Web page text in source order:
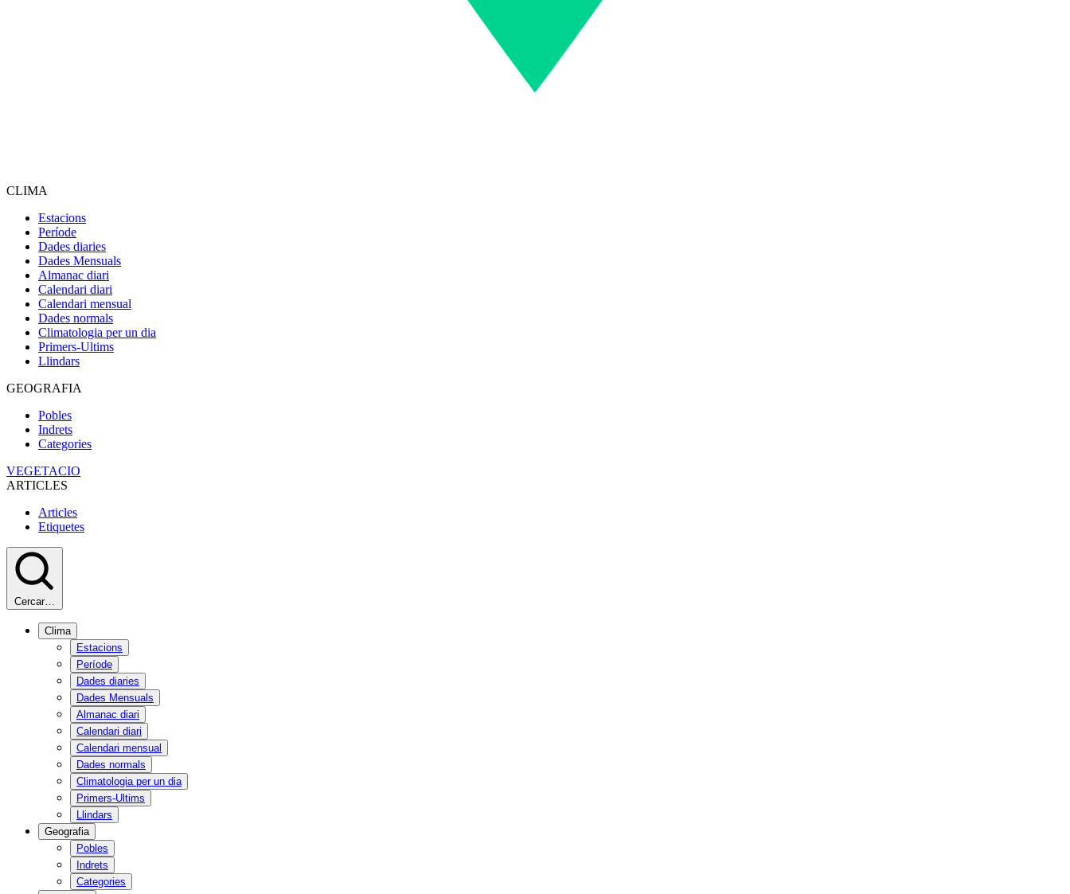
CLIMA
Estacions
Període
Dades diaries
Dades Mensuals
Almanac diari
Calendari diari
Calendari mensual
Dades normals
Climatologia per un dia
Primers-Ultims
Llindars
GEOGRAFIA
Pobles
Indrets
Categories
VEGETACIO
ARTICLES
Articles
Etiquetes
Cercar…
Clima
Estacions
Període
Dades diaries
Dades Mensuals
Almanac diari
Calendari diari
Calendari mensual
Dades normals
Climatologia per un dia
Primers-Ultims
Llindars
Geografia
Pobles
Indrets
Categories